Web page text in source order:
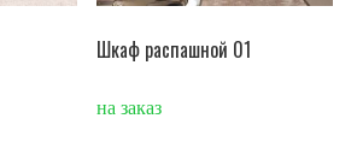
Шкаф распашной 01
на заказ